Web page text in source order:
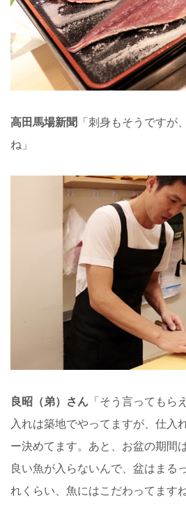
高田馬場新聞 「刺身もそうですが
ね」
良昭（弟）さん 「そう言ってもら
入れは築地でやってますが、仕入
ー決めてます。あと、お盆の期間
良い魚が入らないんで、盆はまる
れくらい、魚にはこだわってますね